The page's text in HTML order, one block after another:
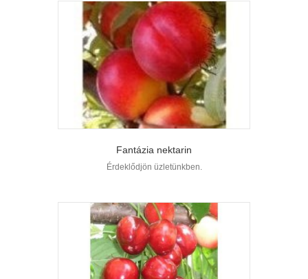
Fantázia nektarin
Érdeklődjön üzletünkben.